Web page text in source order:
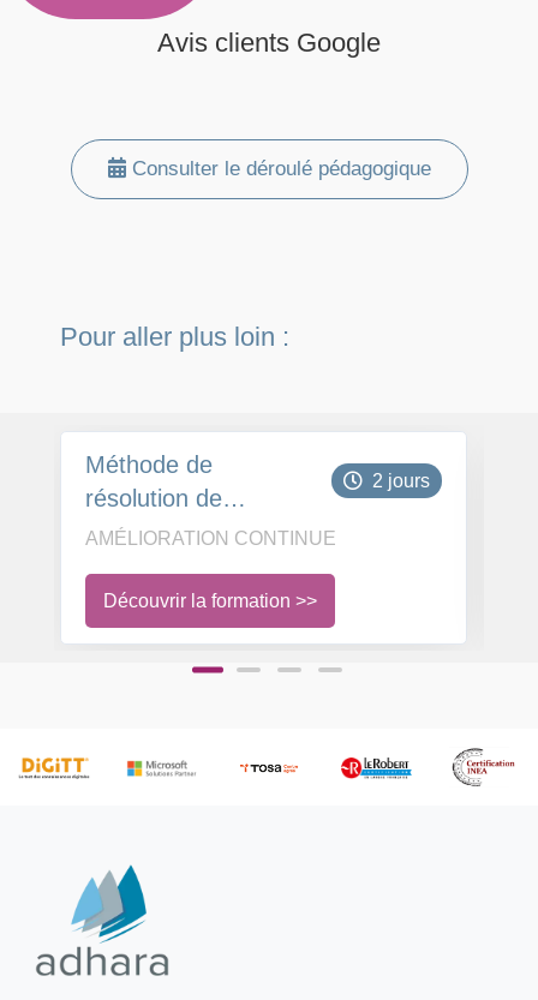
Avis clients Google
Consulter le déroulé pédagogique
Pour aller plus loin :
Méthode de
résolution de
problème
2 jours
AMÉLIORATION CONTINUE
Découvrir la formation >>